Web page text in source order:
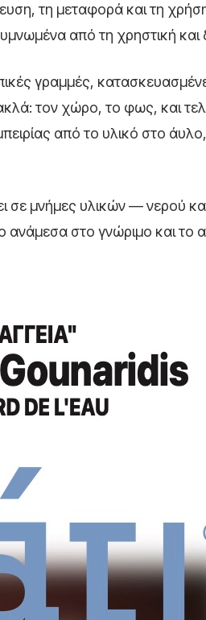
τη μεταφορά και τη
από τη χρηστική και
γραμμές,
τον χώρο, το φως, και
από το υλικό στο
σε μνήμες υλικών — νερού
στο γνώριμο και το